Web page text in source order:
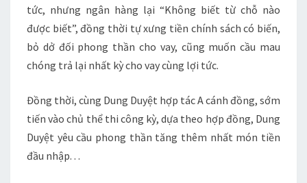
tức, nhưng ngân hàng lại “Không biết từ chỗ nào
được biết”, đồng thời tự xưng tiền chính sách có biến,
bỏ dở đối phong thần cho vay, cũng muốn cầu mau
chóng trả lại nhất kỳ cho vay cùng lợi tức.
Đồng thời, cùng Dung Duyệt hợp tác A cánh đồng, sớm
tiến vào chủ thể thi công kỳ, dựa theo hợp đồng, Dung
Duyệt yêu cầu phong thần tăng thêm nhất món tiền
đầu nhập. . .